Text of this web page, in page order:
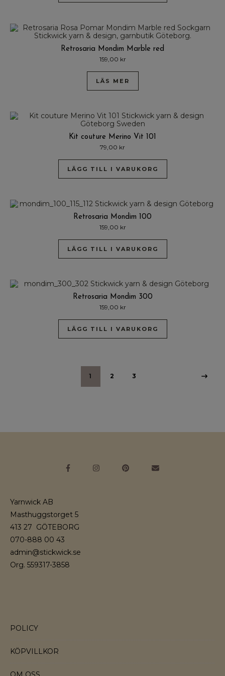
Retrosaria Mondim Marble red
159,00 kr
LÄS MER
Kit couture Merino Vit 101
79,00 kr
LÄGG TILL I VARUKORG
Retrosaria Mondim 100
159,00 kr
LÄGG TILL I VARUKORG
Retrosaria Mondim 300
159,00 kr
LÄGG TILL I VARUKORG
1 2 3
Yarnwick AB
Masthuggstorget 5
413 27 GÖTEBORG
070-888 00 43
admin@stickwick.se
Org. 559317-3858
POLICY
KÖPVILLKOR